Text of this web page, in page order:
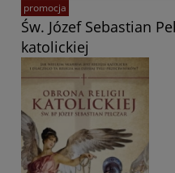
Św. Józef Sebastian
katolickiej
promocja